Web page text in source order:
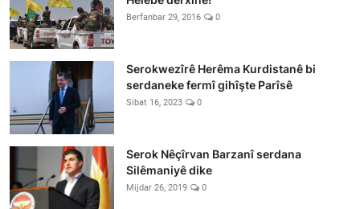
Berfanbar 29, 2016 0
Serokwezîrê Herêma Kurdistanê bi
serdaneke fermî gihîşte Parîsê
Sibat 16, 2023 0
Serok Nêçîrvan Barzanî serdana
Silêmaniyê dike
Mijdar 26, 2019 0